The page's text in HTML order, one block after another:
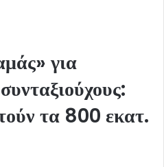
για
τα 800 εκατ.